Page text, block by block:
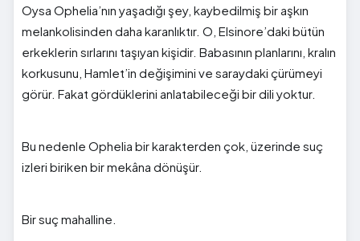
Oysa Ophelia’nın yaşadığı şey, kaybedilmiş bir aşkın
melankolisinden daha karanlıktır. O, Elsinore’daki bütün
erkeklerin sırlarını taşıyan kişidir. Babasının planlarını, kralın
korkusunu, Hamlet’in değişimini ve saraydaki çürümeyi
görür. Fakat gördüklerini anlatabileceği bir dili yoktur.
Bu nedenle Ophelia bir karakterden çok, üzerinde suç
izleri biriken bir mekâna dönüşür.
Bir suç mahalline.